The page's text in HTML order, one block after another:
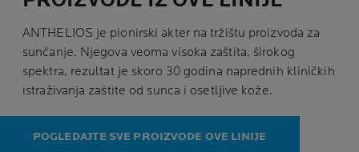
ANTHELIOS je pionirski akter na tržištu proizvoda za
sunčanje. Njegova veoma visoka zaštita, širokog
spektra, rezultat je skoro 30 godina naprednih kliničkih
istraživanja zaštite od sunca i osetljive kože.
POGLEDAJTE SVE PROIZVODE OVE LINIJE